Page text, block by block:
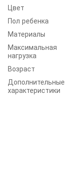
Цвет
Пол ребенка
Материалы
Максимальная
нагрузка
Возраст
Дополнительные
характеристики